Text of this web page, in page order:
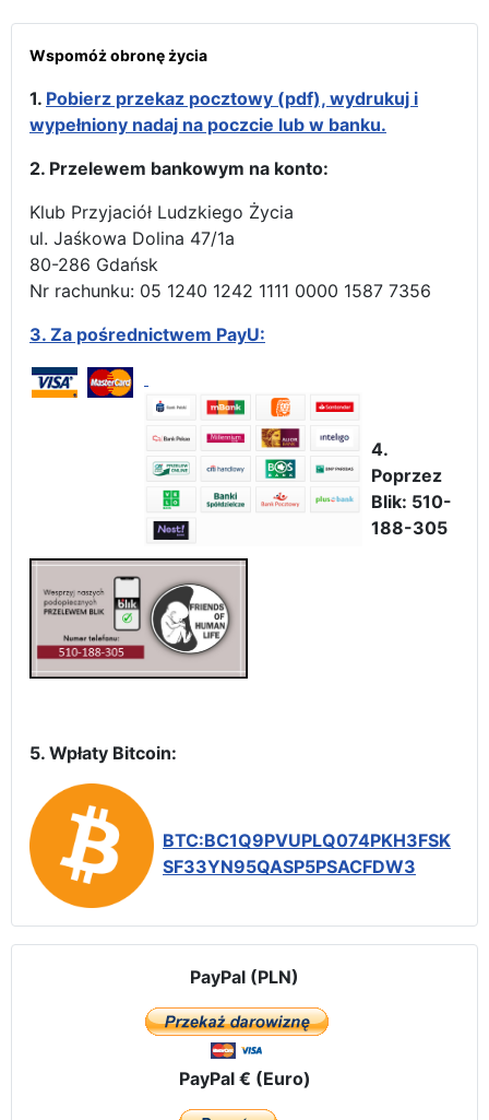
Wspomóż obronę życia
1. Pobierz przekaz pocztowy (pdf), wydrukuj i
wypełniony nadaj na poczcie lub w banku.
2. Przelewem bankowym na konto:
Klub Przyjaciół Ludzkiego Życia
ul. Jaśkowa Dolina 47/1a
80-286 Gdańsk
Nr rachunku: 05 1240 1242 1111 0000 1587 7356
3. Za pośrednictwem PayU:
4.
Poprzez
Blik: 510-
188-305
5. Wpłaty Bitcoin:
BTC:BC1Q9PVUPLQ074PKH3FSK
SF33YN95QASP5PSACFDW3
PayPal (PLN)
PayPal € (Euro)